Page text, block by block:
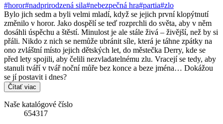
#horor#nadprirodzená sila#nebezpečná hra#partia#zlo
Bylo jich sedm a byli velmi mladí, když se jejich první klopýtnutí
změnilo v horor. Jako dospělí se teď rozprchli do světa, aby v něm
dosáhli úspěchu a štěstí. Minulost je ale stále živá – živější, než by si
přáli. Nikdo z nich se nemůže ubránit síle, která je táhne zpátky na
ono zvláštní místo jejich dětských let, do městečka Derry, kde se
před lety spojili, aby čelili nezvladatelnému zlu. Vracejí se tedy, aby
stanuli tváří v tvář noční můře bez konce a beze jména… Dokážou
se jí postavit i dnes?
Čítať viac
Naše katalógové číslo
654317